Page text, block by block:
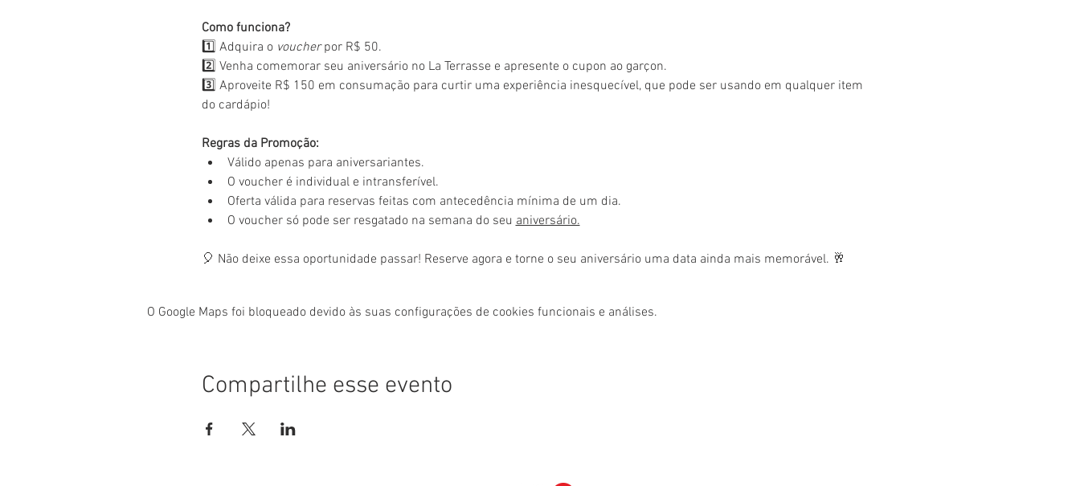
Como funciona?
1️⃣ Adquira o voucher por R$ 50.
2️⃣ Venha comemorar seu aniversário no La Terrasse e apresente o cupon ao garçon.
3️⃣ Aproveite R$ 150 em consumação para curtir uma experiência inesquecível, que pode ser usando em qualquer item
do cardápio!
Regras da Promoção:
Válido apenas para aniversariantes.
O voucher é individual e intransferível.
Oferta válida para reservas feitas com antecedência mínima de um dia.
O voucher só pode ser resgatado na semana do seu aniversário.
🎈 Não deixe essa oportunidade passar! Reserve agora e torne o seu aniversário uma data ainda mais memorável. 🥂
O Google Maps foi bloqueado devido às suas configurações de cookies funcionais e análises.
Compartilhe esse evento